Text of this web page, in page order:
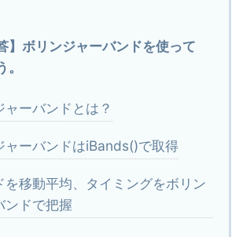
】ボリンジャーバンドを使って
ャーバンドとは？
ャーバンドはiBands()で取得
を移動平均、タイミングをボリン
ンドで把握